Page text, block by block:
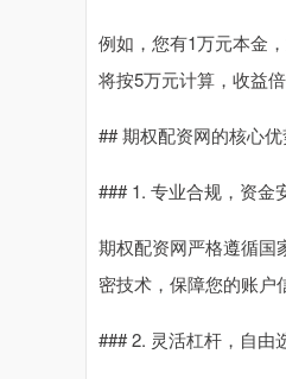
例如，您有1万元本金
将按5万元计算，收益倍
## 期权配资网的核心
### 1. 专业合规，资金
期权配资网严格遵循国
密技术，保障您的账户
### 2. 灵活杠杆，自由